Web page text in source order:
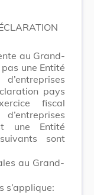
au Grand-
une Entité
pays
fiscal
une Entité
sont
au Grand-
s’applique: